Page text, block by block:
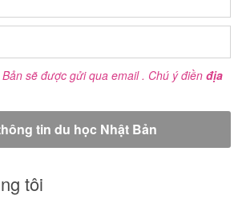
sẽ được gửi qua email . Chú ý điền địa
tôi